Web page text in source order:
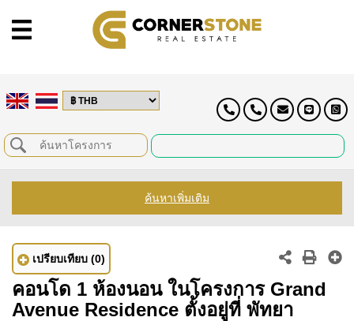
ค้นหาเพิ่มเติม
เปรียบเทียบ (0)
คอนโด 1 ห้องนอน ในโครงการ Grand
Avenue Residence ตั้งอยู่ที่ พัทยา